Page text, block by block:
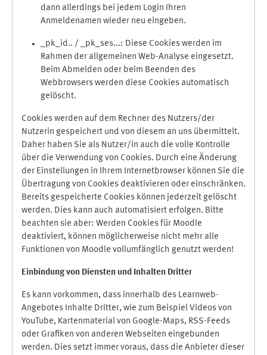
dann allerdings bei jedem Login Ihren
Anmeldenamen wieder neu eingeben.
_pk_id.. / _pk_ses...: Diese Cookies werden im
Rahmen der allgemeinen Web-Analyse eingesetzt.
Beim Abmelden oder beim Beenden des
Webbrowsers werden diese Cookies automatisch
gelöscht.
Cookies werden auf dem Rechner des Nutzers/der
Nutzerin gespeichert und von diesem an uns übermittelt.
Daher haben Sie als Nutzer/in auch die volle Kontrolle
über die Verwendung von Cookies. Durch eine Änderung
der Einstellungen in Ihrem Internetbrowser können Sie die
Übertragung von Cookies deaktivieren oder einschränken.
Bereits gespeicherte Cookies können jederzeit gelöscht
werden. Dies kann auch automatisiert erfolgen. Bitte
beachten sie aber: Werden Cookies für Moodle
deaktiviert, können möglicherweise nicht mehr alle
Funktionen von Moodle vollumfänglich genutzt werden!
Einbindung von Diensten und Inhalten Dritter
Es kann vorkommen, dass innerhalb des Learnweb-
Angebotes Inhalte Dritter, wie zum Beispiel Videos von
YouTube, Kartenmaterial von Google-Maps, RSS-Feeds
oder Grafiken von anderen Webseiten eingebunden
werden. Dies setzt immer voraus, dass die Anbieter dieser